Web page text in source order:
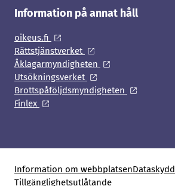
Information på annat håll
oikeus.fi
Rättstjänstverket
Åklagarmyndigheten
Utsökningsverket
Brottspåföljdsmyndigheten
Finlex
Information om webbplatsenDataskydd
Tillgänglighetsutlåtande